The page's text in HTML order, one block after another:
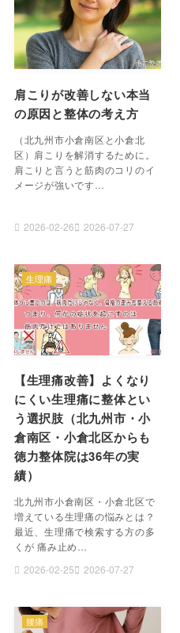
肩こりが改善しない本当
の原因と整体の考え方
（北九州市小倉南区と小倉北
区）肩こりを解消するために。
肩こりと言うと筋肉のコリのイ
メージが強いです…
2026-02-26 2026-07-27
【生理痛改善】よくなり
にくい生理痛に整体とい
う選択肢（北九州市・小
倉南区・小倉北区からも
徳力整体院は36年の実
績）
北九州市小倉南区・小倉北区で
増えている生理痛の悩みとは？
最近、生理痛で検索する方の多
くが 痛み止め…
2026-02-25
2026-07-27
生理痛
腰痛